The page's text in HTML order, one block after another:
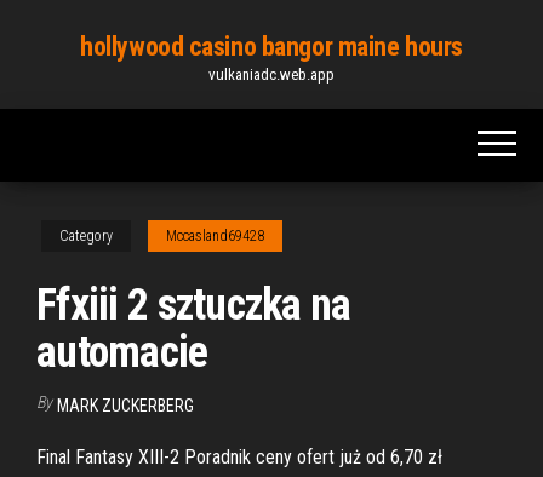
content
hollywood casino bangor maine hours
vulkaniadc.web.app
Category Mccasland69428
Ffxiii 2 sztuczka na
automacie
By MARK ZUCKERBERG
Final Fantasy XIII-2 Poradnik ceny ofert już od 6,70 zł